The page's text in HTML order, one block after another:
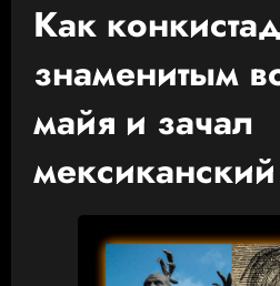
Как
знаменитым
майя и зачал